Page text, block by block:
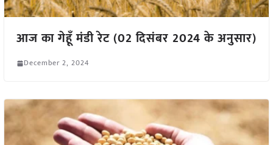
आज का गेहूँ मंडी रेट (02 दिसंबर 2024 के अनुसार)
December 2, 2024